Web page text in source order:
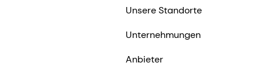
Unsere Standorte
Unternehmungen
Anbieter